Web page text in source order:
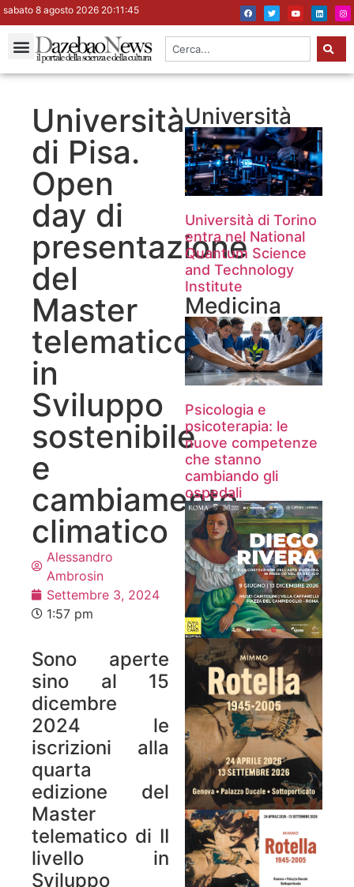
sabato 8 agosto 2026 20:11:45
Università
di Pisa.
Open
day di
presentazione
del
Master
telematico
in
Sviluppo
sostenibile
e
cambiamento
climatico
Alessandro
Ambrosin
Settembre 3, 2024
1:57 pm
Sono aperte
sino al 15
dicembre
2024 le
iscrizioni alla
quarta
edizione del
Master
telematico di II
livello in
Sviluppo
Università
Università di Torino
entra nel National
Quantum Science
and Technology
Institute
Medicina
Psicologia e
psicoterapia: le
nuove competenze
che stanno
cambiando gli
ospedali